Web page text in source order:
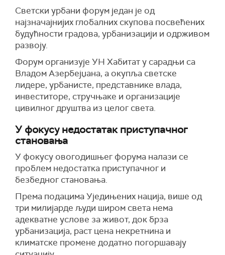
Светски урбани форум један је од
најзначајнијих глобалних скупова посвећених
будућности градова, урбанизацији и одрживом
развоју.
Форум организује УН Хабитат у сарадњи са
Владом Азербејџана, а окупља светске
лидере, урбанисте, представнике влада,
инвеститоре, стручњаке и организације
цивилног друштва из целог света.
У фокусу недостатак приступачног
становања
У фокусу овогодишњег форума налази се
проблем недостатка приступачног и
безбедног становања.
Према подацима Уједињених нација, више од
три милијарде људи широм света нема
адекватне услове за живот, док брза
урбанизација, раст цена некретнина и
климатске промене додатно погоршавају